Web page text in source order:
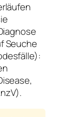
Seuche